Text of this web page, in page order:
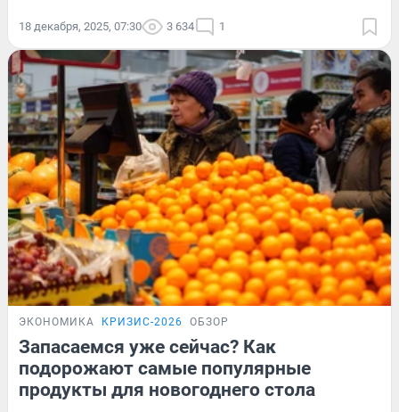
18 декабря, 2025, 07:30 3 634 1
ЭКОНОМИКА КРИЗИС-2026 ОБЗОР
Запасаемся уже сейчас? Как
подорожают самые популярные
продукты для новогоднего стола